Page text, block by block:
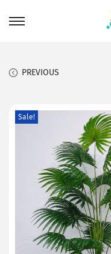
PREVIOUS
Sale!